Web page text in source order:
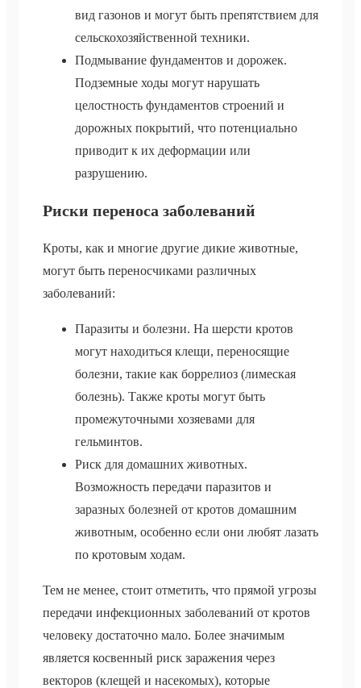
вид газонов и могут быть препятствием для
сельскохозяйственной техники.
Подмывание фундаментов и дорожек.
Подземные ходы могут нарушать
целостность фундаментов строений и
дорожных покрытий, что потенциально
приводит к их деформации или
разрушению.
Риски переноса заболеваний
Кроты, как и многие другие дикие животные,
могут быть переносчиками различных
заболеваний:
Паразиты и болезни. На шерсти кротов
могут находиться клещи, переносящие
болезни, такие как боррелиоз (лимеская
болезнь). Также кроты могут быть
промежуточными хозяевами для
гельминтов.
Риск для домашних животных.
Возможность передачи паразитов и
заразных болезней от кротов домашним
животным, особенно если они любят лазать
по кротовым ходам.
Тем не менее, стоит отметить, что прямой угрозы
передачи инфекционных заболеваний от кротов
человеку достаточно мало. Более значимым
является косвенный риск заражения через
векторов (клещей и насекомых), которые